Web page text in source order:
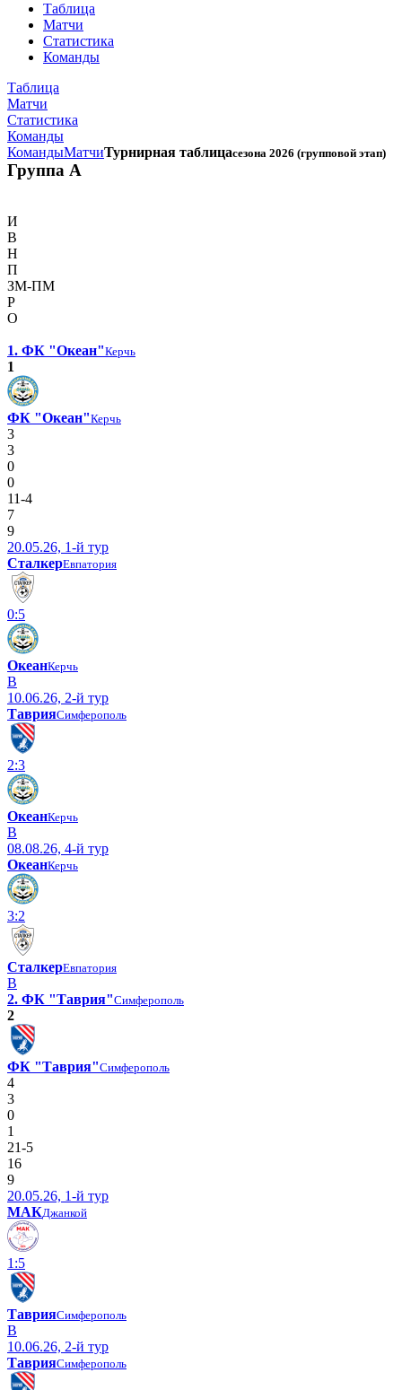
Таблица
Матчи
Статистика
Команды
Таблица
Матчи
Статистика
Команды
КомандыМатчиТурнирная таблицасезона 2026 (групповой этап)
Группа А
И
В
Н
П
ЗМ-ПМ
Р
О
1. ФК "Океан"Керчь
1
ФК "Океан"Керчь
3
3
0
0
11-4
7
9
20.05.26, 1-й тур
СталкерЕвпатория
0:5
ОкеанКерчь
В
10.06.26, 2-й тур
ТаврияСимферополь
2:3
ОкеанКерчь
В
08.08.26, 4-й тур
ОкеанКерчь
3:2
СталкерЕвпатория
В
2. ФК "Таврия"Симферополь
2
ФК "Таврия"Симферополь
4
3
0
1
21-5
16
9
20.05.26, 1-й тур
МАКДжанкой
1:5
ТаврияСимферополь
В
10.06.26, 2-й тур
ТаврияСимферополь